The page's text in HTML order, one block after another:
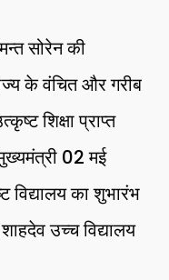
सोरेन की
के वंचित और गरीब
शिक्षा प्राप्त
02 मई
का शुभारंभ
उच्च विद्यालय